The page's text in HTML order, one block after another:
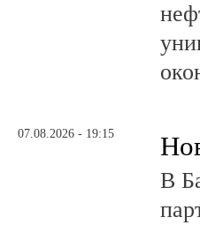
07.08.2026 - 19:15
В